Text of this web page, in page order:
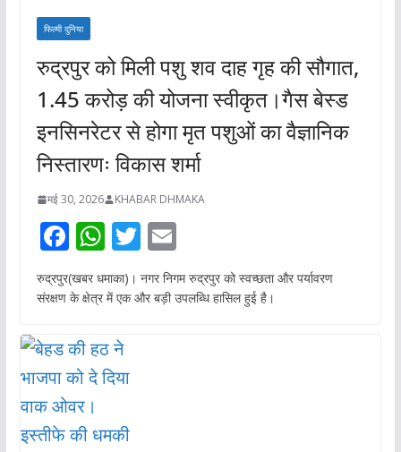
फिल्मी दुनिया
रुद्रपुर को मिली पशु शव दाह गृह की सौगात,
1.45 करोड़ की योजना स्वीकृत।गैस बेस्ड
इनसिनरेटर से होगा मृत पशुओं का वैज्ञानिक
निस्तारणः विकास शर्मा
मई 30, 2026 KHABAR DHMAKA
F
ac
e
o
o
k
W
h
at
A
p
T
w
itt
E
m
ai
रुद्रपुर(खबर धमाका)। नगर निगम रुद्रपुर को स्वच्छता और पर्यावरण
संरक्षण के क्षेत्र में एक और बड़ी उपलब्धि हासिल हुई है।